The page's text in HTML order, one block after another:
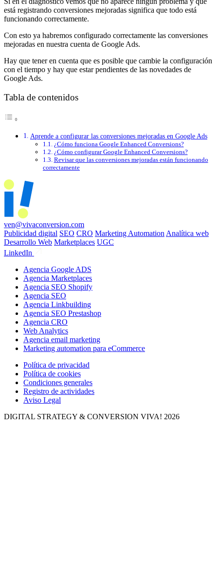
está registrando conversiones mejoradas significa que todo está
funcionando correctamente.
Con esto ya habremos configurado correctamente las conversiones
mejoradas en nuestra cuenta de Google Ads.
Hay que tener en cuenta que es posible que cambie la configuración
con el tiempo y hay que estar pendientes de las novedades de
Google Ads.
Tabla de contenidos
Aprende a configurar las conversiones mejoradas en Google Ads
¿Cómo funciona Google Enhanced Conversions?
¿Cómo configurar Google Enhanced Conversions?
Revisar que las conversiones mejoradas están funcionando
correctamente
ven@vivaconversion.com
Publicidad digital SEO CRO Marketing Automation Analítica web
Desarrollo Web Marketplaces UGC
LinkedIn
Agencia Google ADS
Agencia Marketplaces
Agencia SEO Shopify
Agencia SEO
Agencia Linkbuilding
Agencia SEO Prestashop
Agencia CRO
Web Analytics
Agencia email marketing
Marketing automation para eCommerce
Política de privacidad
Política de cookies
Condiciones generales
Registro de actividades
Aviso Legal
DIGITAL STRATEGY & CONVERSION VIVA! 2026